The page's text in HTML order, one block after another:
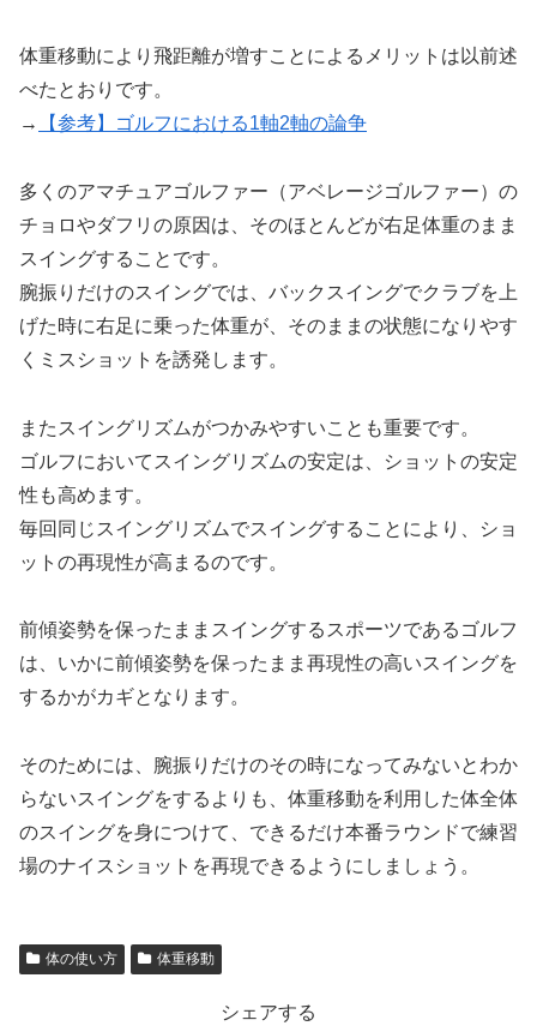
体重移動により飛距離が増すことによるメリットは以前述
べたとおりです。
→
【参考】ゴルフにおける1軸2軸の論争
多くのアマチュアゴルファー（アベレージゴルファー）の
チョロやダフリの原因は、そのほとんどが右足体重のまま
スイングすることです。
腕振りだけのスイングでは、バックスイングでクラブを上
げた時に右足に乗った体重が、そのままの状態になりやす
くミスショットを誘発します。
またスイングリズムがつかみやすいことも重要です。
ゴルフにおいてスイングリズムの安定は、ショットの安定
性も高めます。
毎回同じスイングリズムでスイングすることにより、ショ
ットの再現性が高まるのです。
前傾姿勢を保ったままスイングするスポーツであるゴルフ
は、いかに前傾姿勢を保ったまま再現性の高いスイングを
するかがカギとなります。
そのためには、腕振りだけのその時になってみないとわか
らないスイングをするよりも、体重移動を利用した体全体
のスイングを身につけて、できるだけ本番ラウンドで練習
場のナイスショットを再現できるようにしましょう。
体の使い方 体重移動
シェアする